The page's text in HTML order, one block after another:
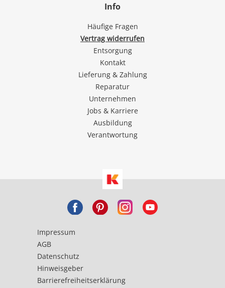
Info
Häufige Fragen
Vertrag widerrufen
Entsorgung
Kontakt
Lieferung & Zahlung
Reparatur
Unternehmen
Jobs & Karriere
Ausbildung
Verantwortung
Impressum
AGB
Datenschutz
Hinweisgeber
Barrierefreiheitserklärung